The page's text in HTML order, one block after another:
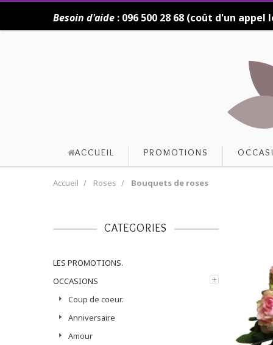
Besoin d'aide : 096 500 28 68 (coût d'un appel
ACCUEIL PROMOTIONS
Accueil Roses Bouquets de roses
CATEGORIES
LES PROMOTIONS.
OCCASIONS
Coup de coeur.
Anniversaire
Amour